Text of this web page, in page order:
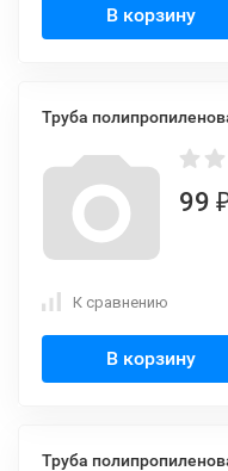
В корзину
Труба
99
К сравнению
В корзину
Труба